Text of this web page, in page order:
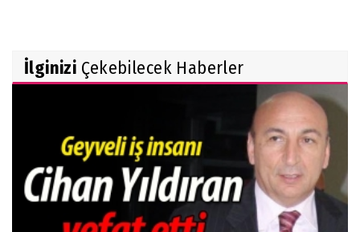
İlginizi Çekebilecek Haberler